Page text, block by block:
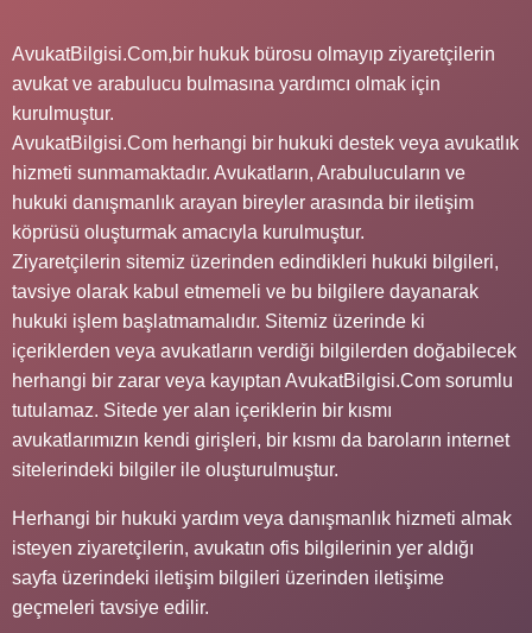
AvukatBilgisi.Com,bir hukuk bürosu olmayıp ziyaretçilerin
avukat ve arabulucu bulmasına yardımcı olmak için
kurulmuştur.
AvukatBilgisi.Com herhangi bir hukuki destek veya avukatlık
hizmeti sunmamaktadır. Avukatların, Arabulucuların ve
hukuki danışmanlık arayan bireyler arasında bir iletişim
köprüsü oluşturmak amacıyla kurulmuştur.
Ziyaretçilerin sitemiz üzerinden edindikleri hukuki bilgileri,
tavsiye olarak kabul etmemeli ve bu bilgilere dayanarak
hukuki işlem başlatmamalıdır. Sitemiz üzerinde ki
içeriklerden veya avukatların verdiği bilgilerden doğabilecek
herhangi bir zarar veya kayıptan AvukatBilgisi.Com sorumlu
tutulamaz. Sitede yer alan içeriklerin bir kısmı
avukatlarımızın kendi girişleri, bir kısmı da baroların internet
sitelerindeki bilgiler ile oluşturulmuştur.
Herhangi bir hukuki yardım veya danışmanlık hizmeti almak
isteyen ziyaretçilerin, avukatın ofis bilgilerinin yer aldığı
sayfa üzerindeki iletişim bilgileri üzerinden iletişime
geçmeleri tavsiye edilir.